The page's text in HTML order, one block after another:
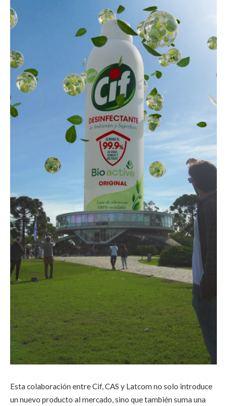
Esta colaboración entre Cif, CAS y Latcom no solo introduce
un nuevo producto al mercado, sino que también suma una